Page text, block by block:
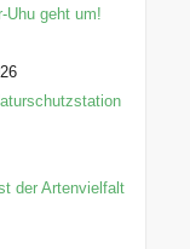
Uhu geht um!
der Artenvielfalt